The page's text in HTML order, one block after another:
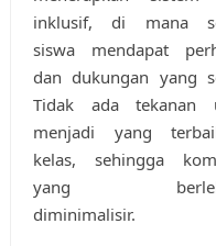
inklusif, di mana
siswa mendapat
dan dukungan yang
Tidak ada tekanan
menjadi yang
kelas, sehingga
yang
diminimalisir.